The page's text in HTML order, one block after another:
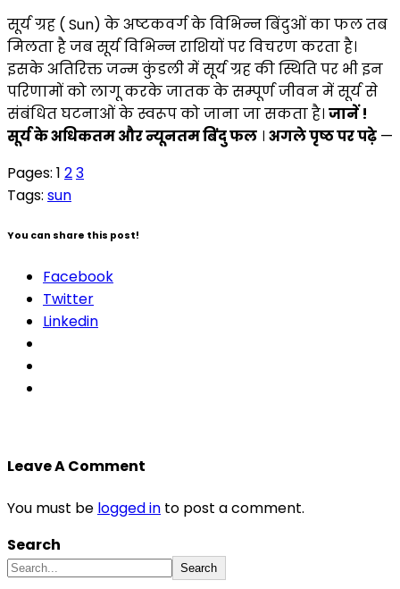
सूर्य ग्रह ( Sun) के अष्टकवर्ग के विभिन्न बिंदुओं का फल तब
मिलता है जब सूर्य विभिन्न राशियों पर विचरण करता है।
इसके अतिरिक्त जन्म कुंडली में सूर्य ग्रह की स्थिति पर भी इन
परिणामों को लागू करके जातक के सम्पूर्ण जीवन में सूर्य से
संबंधित घटनाओं के स्वरूप को जाना जा सकता है। जानें !
सूर्य के अधिकतम और न्यूनतम बिंदु फल । अगले पृष्ठ पर पढ़े —
Pages: 1 23
Tags: sun
You can share this post!
Facebook
Twitter
Linkedin
Leave A Comment
You must be logged in to post a comment.
Search
Search